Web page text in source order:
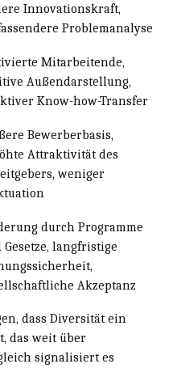
Innovationskraft,
Problemanalyse
Mitarbeitende,
Außendarstellung,
Know-how-Transfer
Bewerberbasis,
Attraktivität des
weniger
durch Programme
Gesetze, langfristige
Akzeptanz
dass Diversität ein
das weit über
signalisiert es